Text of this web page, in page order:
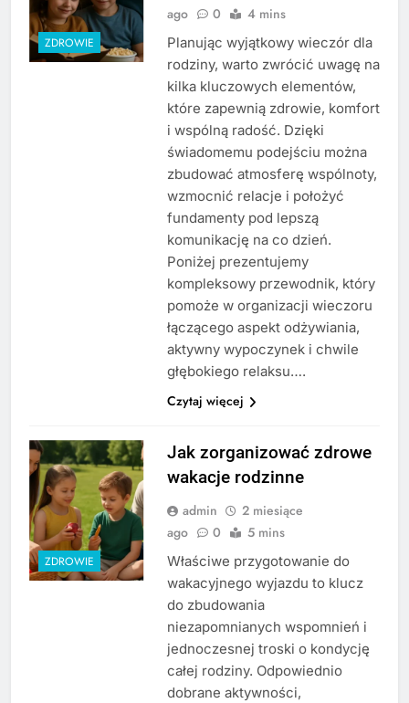
ZDROWIE
ago
0 4 mins
Planując wyjątkowy wieczór dla
rodziny, warto zwrócić uwagę na
kilka kluczowych elementów,
które zapewnią zdrowie, komfort
i wspólną radość. Dzięki
świadomemu podejściu można
zbudować atmosferę wspólnoty,
wzmocnić relacje i położyć
fundamenty pod lepszą
komunikację na co dzień.
Poniżej prezentujemy
kompleksowy przewodnik, który
pomoże w organizacji wieczoru
łączącego aspekt odżywiania,
aktywny wypoczynek i chwile
głębokiego relaksu….
Czytaj więcej
ZDROWIE
Jak zorganizować zdrowe
wakacje rodzinne
admin
2 miesiące
ago
0 5 mins
Właściwe przygotowanie do
wakacyjnego wyjazdu to klucz
do zbudowania
niezapomnianych wspomnień i
jednoczesnej troski o kondycję
całej rodziny. Odpowiednio
dobrane aktywności,